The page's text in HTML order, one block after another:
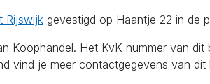
Rijswijk gevestigd op Haantje 22 in de
Koophandel. Het KvK-nummer van
vind je meer contactgegevens van dit